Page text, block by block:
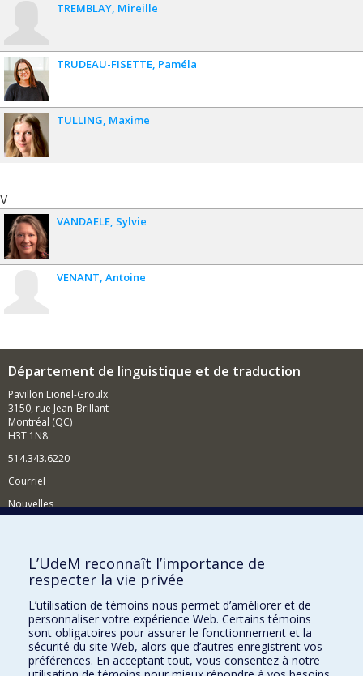
TREMBLAY Mireille
TRUDEAU-FISETTE Paméla
TULLING Maxime
V
VANDAELE Sylvie
VENANT Antoine
Département de linguistique et de traduction
Pavillon Lionel-Groulx
3150, rue Jean-Brillant
Montréal (QC)
H3T 1N8
514.343.6220
Courriel
Nouvelles
Comment soutenir le Département?
BESOIN D'AIDE?
Plan du site
Signaler une erreur
Accessibilité
L’UdeM reconnaît l’importance de
respecter la vie privée
L’utilisation de témoins nous permet d’améliorer et de
personnaliser votre expérience Web. Certains témoins
sont obligatoires pour assurer le fonctionnement et la
sécurité du site Web, alors que d’autres enregistrent vos
préférences. En acceptant tout, vous consentez à notre